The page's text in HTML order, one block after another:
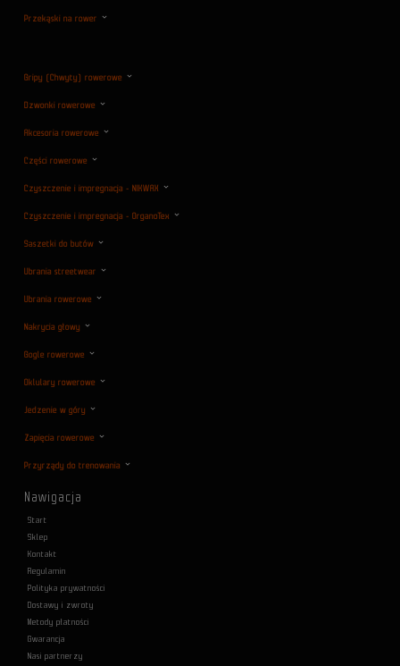
Przekąski na rower
Gripy (Chwyty) rowerowe
Dzwonki rowerowe
Akcesoria rowerowe
Części rowerowe
Czyszczenie i impregnacja - NIKWAX
Czyszczenie i impregnacja - OrganoTex
Saszetki do butów
Ubrania streetwear
Ubrania rowerowe
Nakrycia głowy
Gogle rowerowe
Oklulary rowerowe
Jedzenie w góry
Zapięcia rowerowe
Przyrządy do trenowania
Nawigacja
Start
Sklep
Kontakt
Regulamin
Polityka prywatności
Dostawy i zwroty
Metody płatności
Gwarancja
Nasi partnerzy